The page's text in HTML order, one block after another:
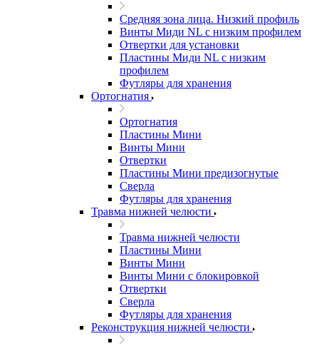
Средняя зона лица. Низкий профиль
Винты Миди NL с низким профилем
Отвертки для установки
Пластины Миди NL с низким
профилем
Футляры для хранения
Ортогнатия
Ортогнатия
Пластины Мини
Винты Мини
Отвертки
Пластины Мини предизогнутые
Сверла
Футляры для хранения
Травма нижней челюсти
Травма нижней челюсти
Пластины Мини
Винты Мини
Винты Мини с блокировкой
Отвертки
Сверла
Футляры для хранения
Реконструкция нижней челюсти